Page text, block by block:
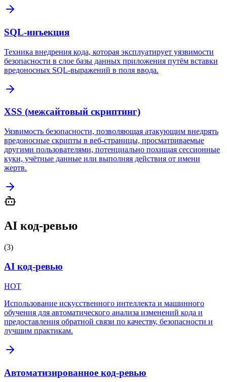
SQL-инъекция
Техника внедрения кода, которая эксплуатирует уязвимости
безопасности в слое базы данных приложения путём вставки
вредоносных SQL-выражений в поля ввода.
XSS (межсайтовый скриптинг)
Уязвимость безопасности, позволяющая атакующим внедрять
вредоносные скрипты в веб-страницы, просматриваемые
другими пользователями, потенциально похищая сессионные
куки, учётные данные или выполняя действия от имени
жертв.
AI код-ревью
(3)
AI код-ревью
HOT
Использование искусственного интеллекта и машинного
обучения для автоматического анализа изменений кода и
предоставления обратной связи по качеству, безопасности и
лучшим практикам.
Автоматизированное код-ревью